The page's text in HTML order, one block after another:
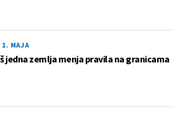
1. MAJA
jedna zemlja menja pravila na granicama